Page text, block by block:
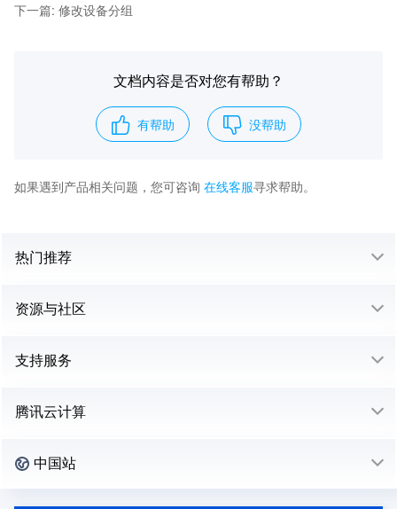
下一篇: 修改设备分组
文档内容是否对您有帮助？
有帮助 没帮助
如果遇到产品相关问题，您可咨询 在线客服寻求帮助。
热门推荐
资源与社区
支持服务
腾讯云计算
中国站